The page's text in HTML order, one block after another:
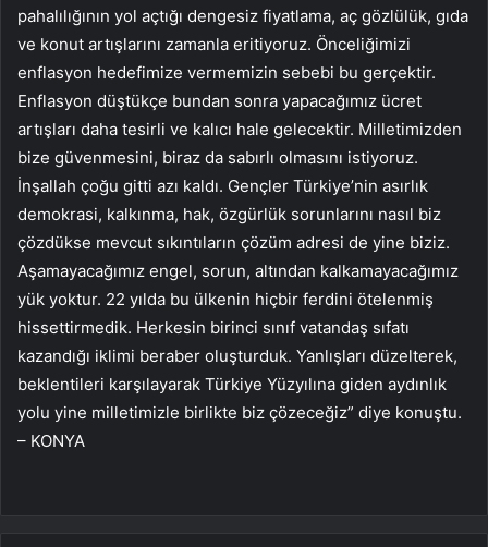
pahalılığının yol açtığı dengesiz fiyatlama, aç gözlülük, gıda
ve konut artışlarını zamanla eritiyoruz. Önceliğimizi
enflasyon hedefimize vermemizin sebebi bu gerçektir.
Enflasyon düştükçe bundan sonra yapacağımız ücret
artışları daha tesirli ve kalıcı hale gelecektir. Milletimizden
bize güvenmesini, biraz da sabırlı olmasını istiyoruz.
İnşallah çoğu gitti azı kaldı. Gençler Türkiye’nin asırlık
demokrasi, kalkınma, hak, özgürlük sorunlarını nasıl biz
çözdükse mevcut sıkıntıların çözüm adresi de yine biziz.
Aşamayacağımız engel, sorun, altından kalkamayacağımız
yük yoktur. 22 yılda bu ülkenin hiçbir ferdini ötelenmiş
hissettirmedik. Herkesin birinci sınıf vatandaş sıfatı
kazandığı iklimi beraber oluşturduk. Yanlışları düzelterek,
beklentileri karşılayarak Türkiye Yüzyılına giden aydınlık
yolu yine milletimizle birlikte biz çözeceğiz” diye konuştu.
– KONYA